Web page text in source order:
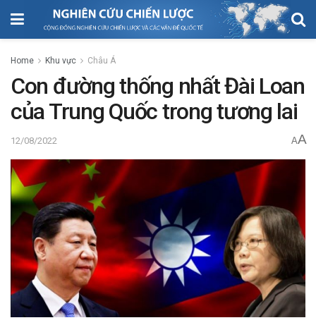
Home Khu vực Châu Á
Con đường thống nhất Đài Loan
của Trung Quốc trong tương lai
12/08/2022 AA